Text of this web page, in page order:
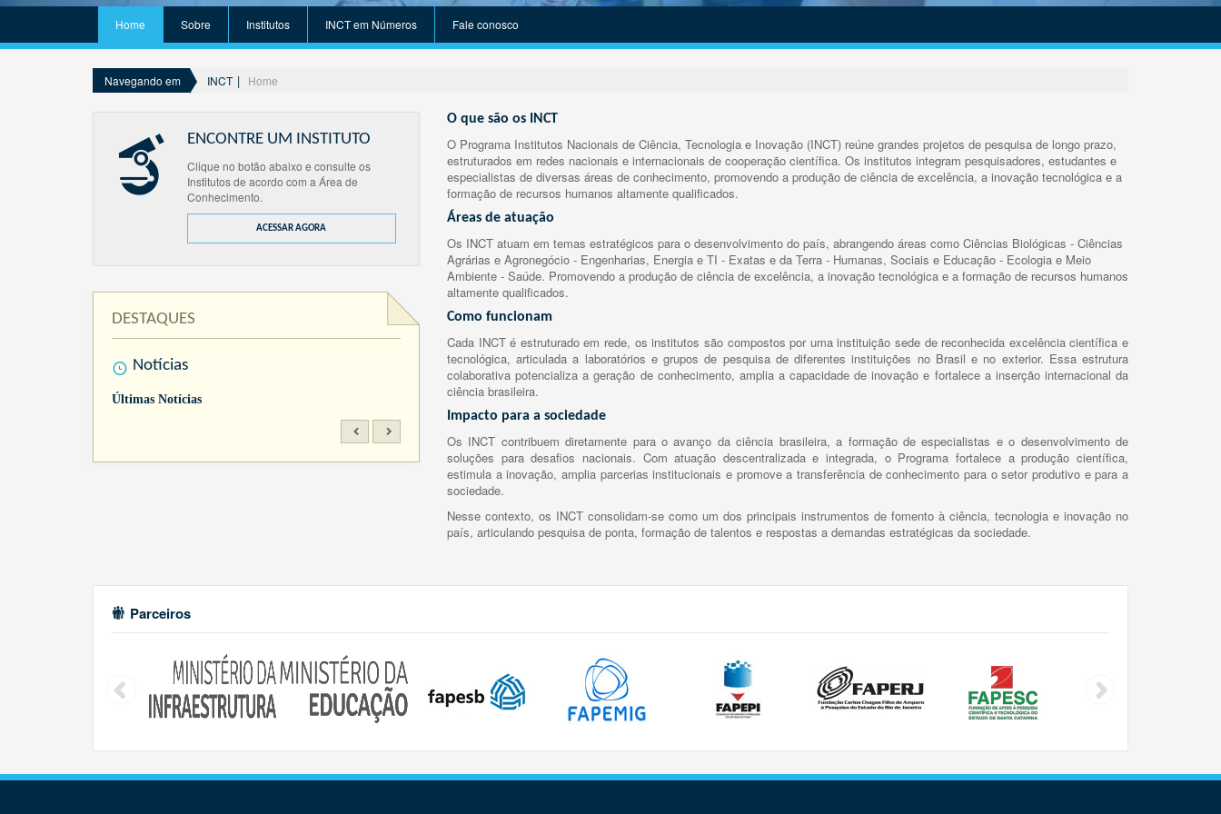
Home Sobre Institutos INCT em Números Fale conosco
Navegando em INCT Home
ENCONTRE UM INSTITUTO
Clique no botão abaixo e consulte os
Institutos de acordo com a Área de
Conhecimento.
ACESSAR AGORA
DESTAQUES
Notícias
Últimas Notícias
O que são os INCT
O Programa Institutos Nacionais de Ciência, Tecnologia e Inovação (INCT) reúne grandes projetos de pesquisa de longo prazo,
estruturados em redes nacionais e internacionais de cooperação científica. Os institutos integram pesquisadores, estudantes e
especialistas de diversas áreas de conhecimento, promovendo a produção de ciência de excelência, a inovação tecnológica e a
formação de recursos humanos altamente qualificados.
Áreas de atuação
Os INCT atuam em temas estratégicos para o desenvolvimento do país, abrangendo áreas como Ciências Biológicas - Ciências
Agrárias e Agronegócio - Engenharias, Energia e TI - Exatas e da Terra - Humanas, Sociais e Educação - Ecologia e Meio
Ambiente - Saúde. Promovendo a produção de ciência de excelência, a inovação tecnológica e a formação de recursos humanos
altamente qualificados.
Como funcionam
Cada INCT é estruturado em rede, os institutos são compostos por uma instituição sede de reconhecida excelência científica e
tecnológica, articulada a laboratórios e grupos de pesquisa de diferentes instituições no Brasil e no exterior. Essa estrutura
colaborativa potencializa a geração de conhecimento, amplia a capacidade de inovação e fortalece a inserção internacional da
ciência brasileira.
Impacto para a sociedade
Os INCT contribuem diretamente para o avanço da ciência brasileira, a formação de especialistas e o desenvolvimento de
soluções para desafios nacionais. Com atuação descentralizada e integrada, o Programa fortalece a produção científica,
estimula a inovação, amplia parcerias institucionais e promove a transferência de conhecimento para o setor produtivo e para a
sociedade.
Nesse contexto, os INCT consolidam-se como um dos principais instrumentos de fomento à ciência, tecnologia e inovação no
país, articulando pesquisa de ponta, formação de talentos e respostas a demandas estratégicas da sociedade.
Parceiros